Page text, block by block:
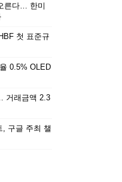
른다… 한미
첫 표준규
0.5% OLED
거래금액 2.3
, 구글 주최 챌